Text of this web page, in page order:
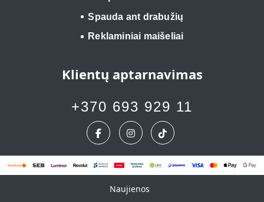
Spauda ant drabužių
Reklaminiai maišeliai
Klientų aptarnavimas
+370 693 929 11
Naujienos
Naujienos